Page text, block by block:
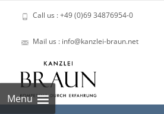
Call us : +49 (0)69 34876954-0
Mail us : info@kanzlei-braun.net
Menu